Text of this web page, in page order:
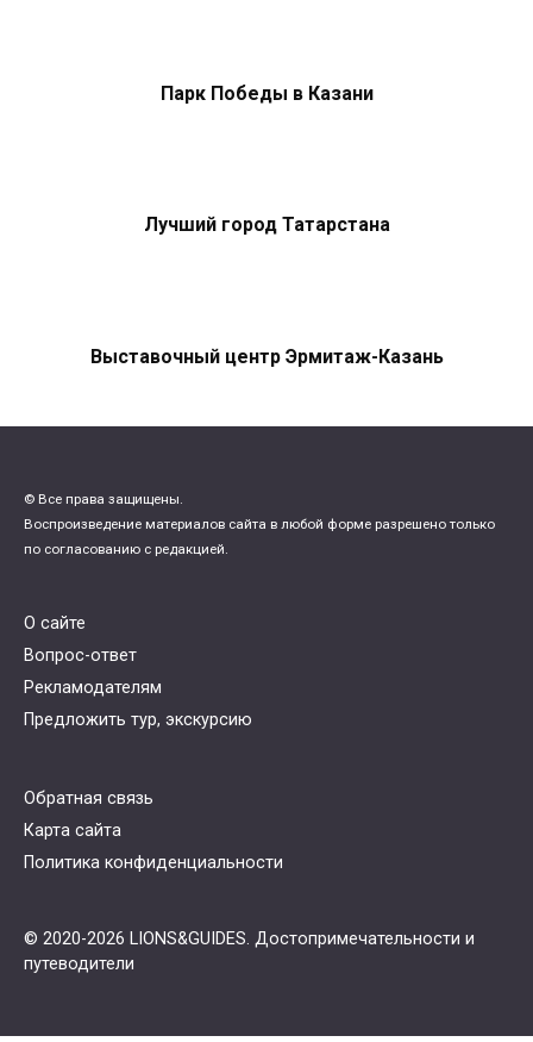
Парк Победы в Казани
Лучший город Татарстана
Выставочный центр Эрмитаж-Казань
© Все права защищены.
Воспроизведение материалов сайта в любой форме разрешено только
по согласованию с редакцией.
О сайте
Вопрос-ответ
Рекламодателям
Предложить тур, экскурсию
Обратная связь
Карта сайта
Политика конфиденциальности
© 2020-2026 LIONS&GUIDES. Достопримечательности и
путеводители